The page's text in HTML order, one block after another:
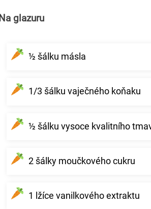
Na glazuru
½ šálku másla
1/3 šálku vaječného koňaku
½ šálku vysoce kvalitního
2 šálky moučkového cukru
1 lžíce vanilkového extraktu